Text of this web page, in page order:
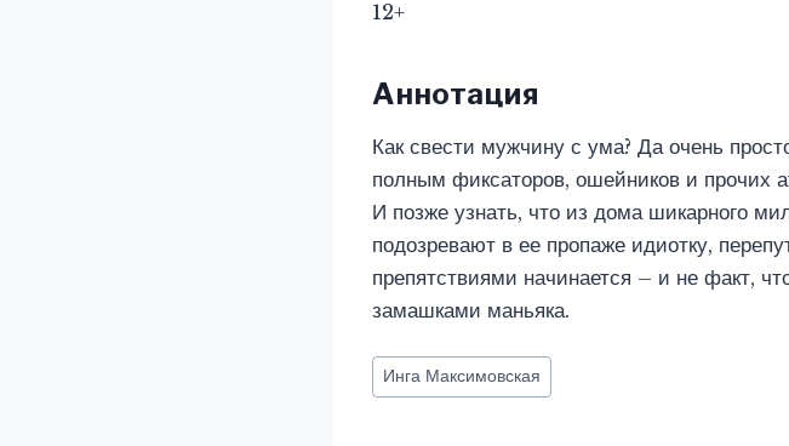
12+
Аннотация
Как свести мужчину с ума? Да очень
полным фиксаторов, ошейников и прочих
И позже узнать, что из дома шикарного
подозревают в ее пропаже идиотку,
препятствиями начинается – и не факт,
замашками маньяка.
Метки
записи:
Инга Максимовская